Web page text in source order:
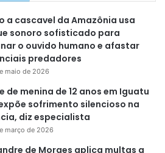
a cascavel da Amazônia usa
sonoro sofisticado para
o ouvido humano e afastar
predadores
maio de 2026
de menina de 12 anos em Iguatu
sofrimento silencioso na
diz especialista
março de 2026
de Moraes aplica multas a